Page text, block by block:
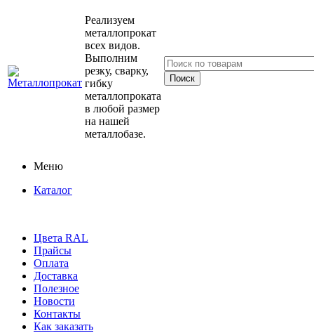
Реализуем
металлопрокат
всех видов.
Выполним
резку, сварку,
гибку
металлопроката
в любой размер
на нашей
металлобазе.
Меню
Каталог
Цвета RAL
Прайсы
Оплата
Доставка
Полезное
Новости
Контакты
Как заказать